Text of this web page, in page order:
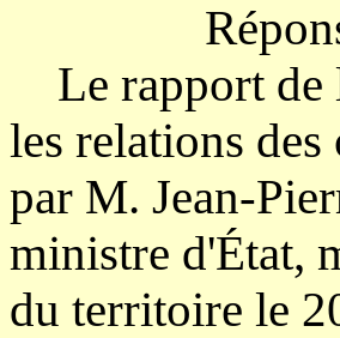
Le rapport de
les relations
par M. Jean-
ministre d'État,
du territoire le